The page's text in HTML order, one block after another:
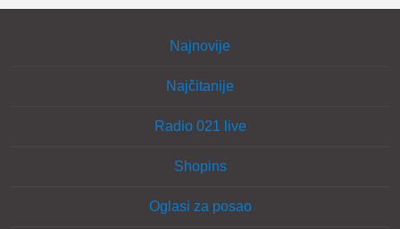
Najnovije
Najčitanije
Radio 021 live
Shopins
Oglasi za posao